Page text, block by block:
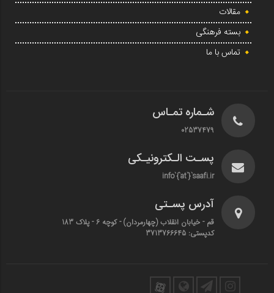
مقالات
بسته فرهنگی
تماس با ما
شـماره تمـاس
02537479
پسـت الـکترونیـکی
info`{`at`}`saafi.ir
آدرس پسـتی
قم - خیابان انقلاب (چهارمردان)‌ - کوچه 6 - پلاک 183
کدپستی: 3713766645